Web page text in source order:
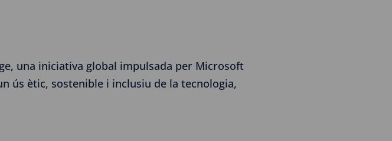
una iniciativa global impulsada per Microsoft
ús ètic, sostenible i inclusiu de la tecnologia,